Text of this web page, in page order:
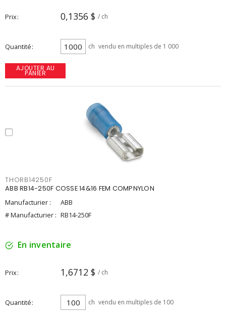
Prix 0,1356 $ / ch
Quantité ch vendu en multiples de 1 000
AJOUTER AU
PANIER
THORB14250F
ABB RB14-250F COSSE 14&16 FEM COMPNYLON
Manufacturier :
ABB
# Manufacturier : RB14-250F
En inventaire
Prix 1,6712 $ / ch
Quantité ch vendu en multiples de 100